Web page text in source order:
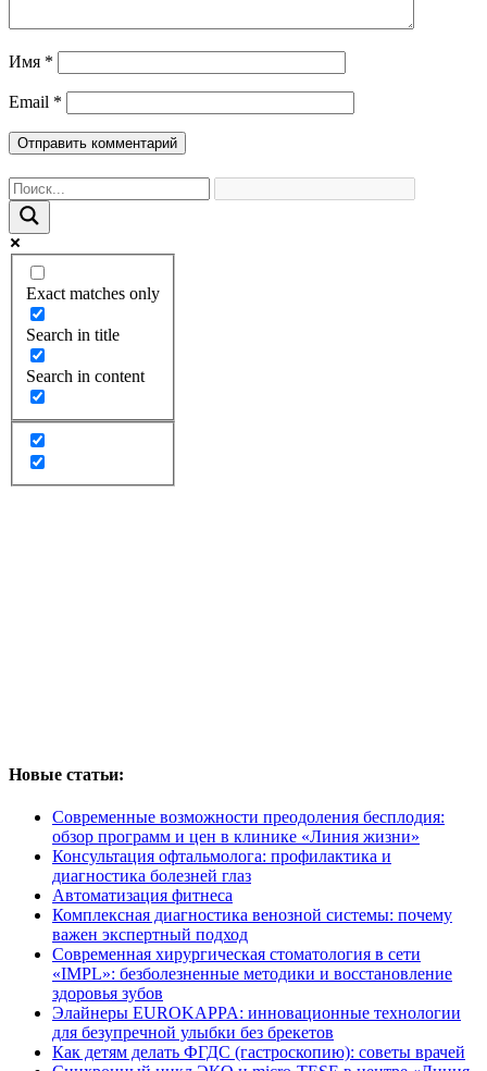
Имя *
Email *
Exact matches only
Search in title
Search in content
Новые статьи:
Современные возможности преодоления бесплодия:
обзор программ и цен в клинике «Линия жизни»
Консультация офтальмолога: профилактика и
диагностика болезней глаз
Автоматизация фитнеса
Комплексная диагностика венозной системы: почему
важен экспертный подход
Современная хирургическая стоматология в сети
«IMPL»: безболезненные методики и восстановление
здоровья зубов
Элайнеры EUROKAPPA: инновационные технологии
для безупречной улыбки без брекетов
Как детям делать ФГДС (гастроскопию): советы врачей